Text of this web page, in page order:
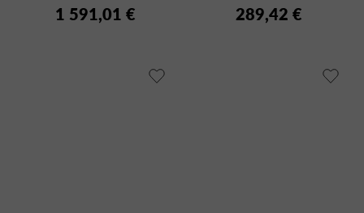
1 591,01 € 289,42 €